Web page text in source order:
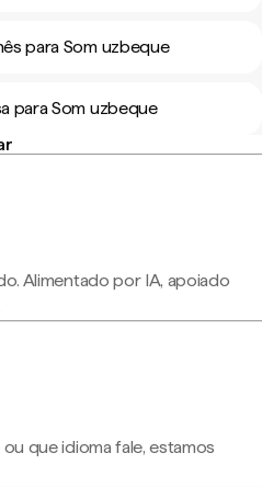
para Som uzbeque
para Som uzbeque
Alimentado por IA, apoiado
que idioma fale, estamos